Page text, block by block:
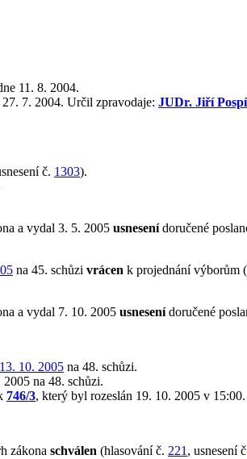
11. 8. 2004.
27. 7. 2004. Určil zpravodaje: JUDr. Jiří
č. 1303).
a vydal 3. 5. 2005 usnesenídoručené
na 45. schůzi vrácen k projednání výborům
a vydal 7. 10. 2005 usnesenídoručené
13. 10. 2005 na 48. schůzi.
na 48. schůzi.
746/3, který byl rozeslán 19. 10. 2005 v 15:00.
zákona schválen (hlasování č. 221 , usnesení